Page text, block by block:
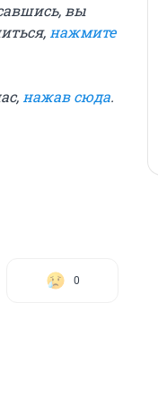
вы
нажмите
нажав сюда.
0